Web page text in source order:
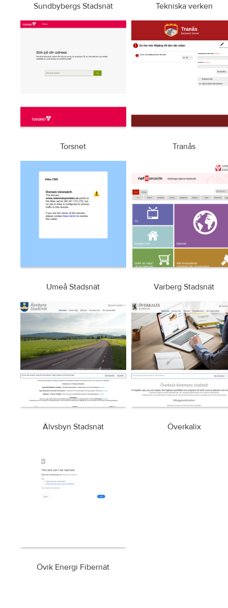
Sundbybergs Stadsnät Tekniska verken
Torsnet Tranås
Umeå Stadsnät Varberg Stadsnät
Älvsbyn Stadsnät Överkalix
Övik Energi Fibernät